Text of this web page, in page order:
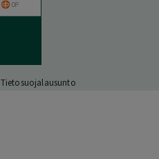
Tietosuojalausunto